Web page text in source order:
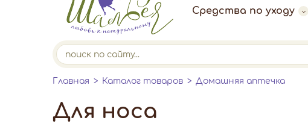
Средства по уходу
Главная Каталог товаров Домашняя аптечка
Для носа